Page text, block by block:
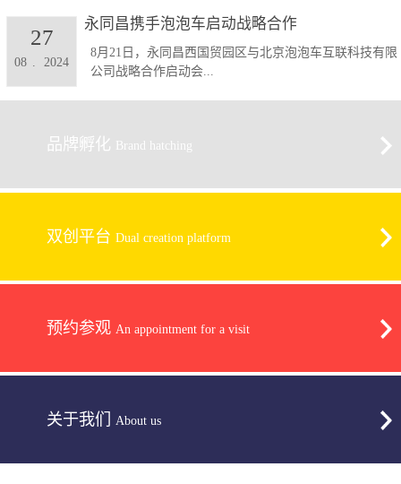
永同昌携手泡泡车启动战略合作
8月21日，永同昌西国贸园区与北京泡泡车互联科技有限
公司战略合作启动会...
08 . 2024
27
品牌孵化 Brand hatching
双创平台 Dual creation platform
预约参观 An appointment for a visit
关于我们 About us